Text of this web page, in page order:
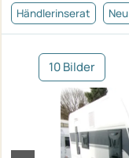
Händlerinserat Neu
10 Bilder